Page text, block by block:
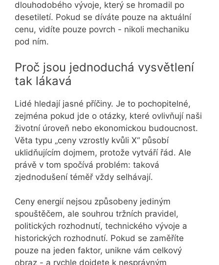
dlouhodobého vývoje, který se hromadil po
desetiletí. Pokud se díváte pouze na aktuální
cenu, vidíte pouze povrch - nikoli mechaniku
pod ním.
Proč jsou jednoduchá vysvětlení
tak lákavá
Lidé hledají jasné příčiny. Je to pochopitelné,
zejména pokud jde o otázky, které ovlivňují naši
životní úroveň nebo ekonomickou budoucnost.
Věta typu „ceny vzrostly kvůli X“ působí
uklidňujícím dojmem, protože vytváří řád. Ale
právě v tom spočívá problém: taková
zjednodušení téměř vždy selhávají.
Ceny energií nejsou způsobeny jediným
spouštěčem, ale souhrou tržních pravidel,
politických rozhodnutí, technického vývoje a
historických rozhodnutí. Pokud se zaměříte
pouze na jeden faktor, unikne vám celkový
obraz - a rychle dojdete k nesprávným